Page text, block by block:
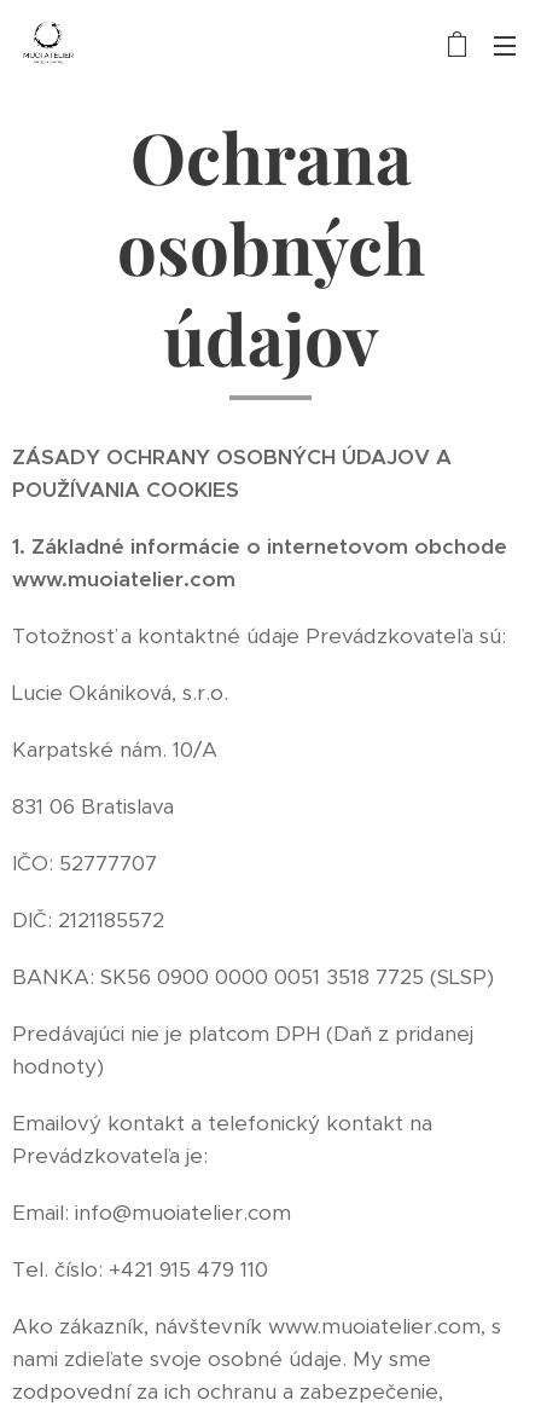
Ochrana
osobných
údajov
ZÁSADY OCHRANY OSOBNÝCH ÚDAJOV A
POUŽÍVANIA COOKIES
1. Základné informácie o internetovom obchode
www.muoiatelier.com
Totožnosť a kontaktné údaje Prevádzkovateľa sú:
Lucie Okániková, s.r.o.
Karpatské nám. 10/A
831 06 Bratislava
IČO: 52777707
DIČ: 2121185572
BANKA: SK56 0900 0000 0051 3518 7725 (SLSP)
Predávajúci nie je platcom DPH (Daň z pridanej
hodnoty)
Emailový kontakt a telefonický kontakt na
Prevádzkovateľa je:
Email: info@muoiatelier.com
Tel. číslo: +421 915 479 110
Ako zákazník, návštevník www.muoiatelier.com, s
nami zdieľate svoje osobné údaje. My sme
zodpovední za ich ochranu a zabezpečenie,